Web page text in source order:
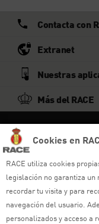
Cookies en
RACE utiliza cookies
legislación no garantiza un
recordar tu visita y para
navegación del usuario.
personalizados y acceso a
Contacta con
Extranet
Nuestras
Más del RACE
©